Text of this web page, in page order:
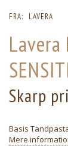
FRA: LAVERA
Lavera
Skarp
Basis
Mere